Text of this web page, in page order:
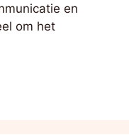
en
om het